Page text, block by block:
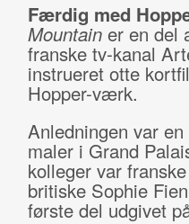
Færdig med
Mountainer en del
franske tv-kanal
instrueret otte
Hopper-værk.
Anledningen var
maler i Grand
kolleger var
britiske Sophie
første del udgivet